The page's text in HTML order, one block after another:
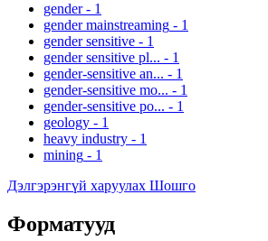
gender - 1
gender mainstreaming - 1
gender sensitive - 1
gender sensitive pl... - 1
gender-sensitive an... - 1
gender-sensitive mo... - 1
gender-sensitive po... - 1
geology - 1
heavy industry - 1
mining - 1
Дэлгэрэнгүй харуулах Шошго
Форматууд